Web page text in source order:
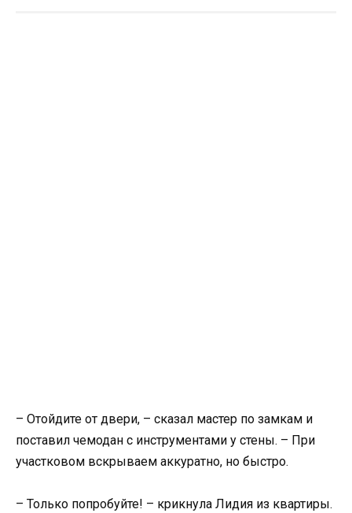
– Отойдите от двери, – сказал мастер по замкам и
поставил чемодан с инструментами у стены. – При
участковом вскрываем аккуратно, но быстро.
– Только попробуйте! – крикнула Лидия из квартиры.